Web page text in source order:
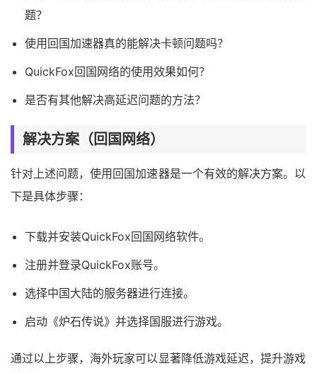
题？
使用回国加速器真的能解决卡顿问题吗？
QuickFox回国网络的使用效果如何？
是否有其他解决高延迟问题的方法？
解决方案（回国网络）
针对上述问题，使用回国加速器是一个有效的解决方案。以
下是具体步骤：
下载并安装QuickFox回国网络软件。
注册并登录QuickFox账号。
选择中国大陆的服务器进行连接。
启动《炉石传说》并选择国服进行游戏。
通过以上步骤，海外玩家可以显著降低游戏延迟，提升游戏